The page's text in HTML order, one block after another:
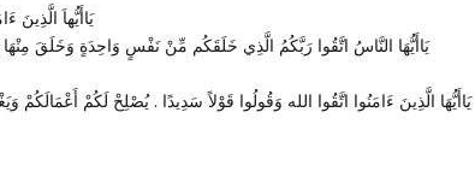
يَاأَيُّهاَ الَّذِينَ
يَاأَيُّهَا النَّاسُ اتَّقُوا رَبَّكُمُ الَّذِي خَلَقَكُم مِّنْ نَفْسٍ وَاحِدَةٍ وَخَلَقَ مِنْهَا
يَاأَيُّهَا الَّذِينَ ءَامَنُوا اتَّقُوا الله وَقُولُوا قَوْلاً سَدِيدًا . يُصْلِحْ لَكُمْ